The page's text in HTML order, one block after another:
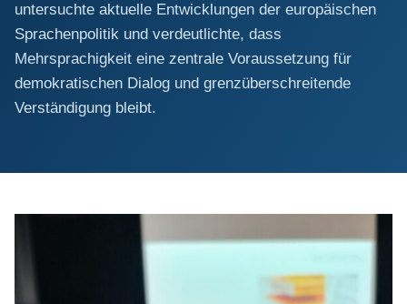
untersuchte aktuelle Entwicklungen der europäischen
Sprachenpolitik und verdeutlichte, dass
Mehrsprachigkeit eine zentrale Voraussetzung für
demokratischen Dialog und grenzüberschreitende
Verständigung bleibt.